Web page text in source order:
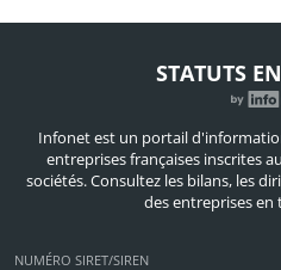
STATUTS
Infonet est un portail
entreprises françaises inscrites
sociétés. Consultez les bilans, les
des entreprises
NUMÉRO SIRET/SIREN